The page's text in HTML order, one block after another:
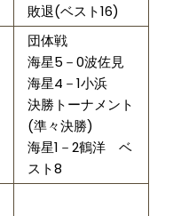
敗退(ベスト16)
団体戦
海星5－0波佐見
海星4－1小浜
決勝トーナメント
(準々決勝)
海星1－2鶴洋 ベ
スト8